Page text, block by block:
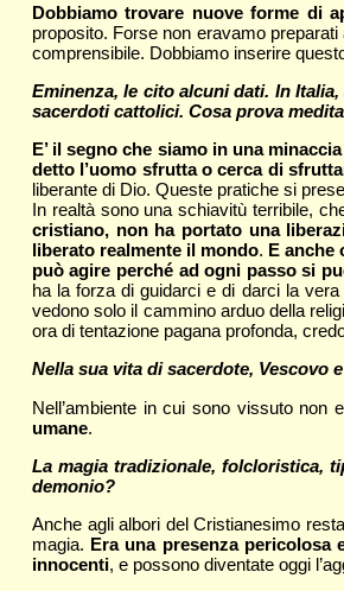
Dobbiamo trovare nuove forme di
proposito. Forse non eravamo
comprensibile. Dobbiamo inserire
Eminenza, le cito alcuni dati. In
sacerdoti cattolici. Cosa prova
E’ il segno che siamo in una
detto l’uomo sfrutta o cerca di
liberante di Dio. Queste pratiche si
In realtà sono una schiavitù terribile,
cristiano, non ha portato una
liberato realmente il mondo. E anche
può agire perché ad ogni passo si
ha la forza di guidarci e di darci la
vedono solo il cammino arduo della
ora di tentazione pagana profonda,
Nella sua vita di sacerdote, Vescovo
Nell’ambiente in cui sono vissuto
umane.
La magia tradizionale, folcloristica,
demonio?
Anche agli albori del Cristianesimo
magia. Era una presenza pericolosa
innocenti, e possono diventate oggi